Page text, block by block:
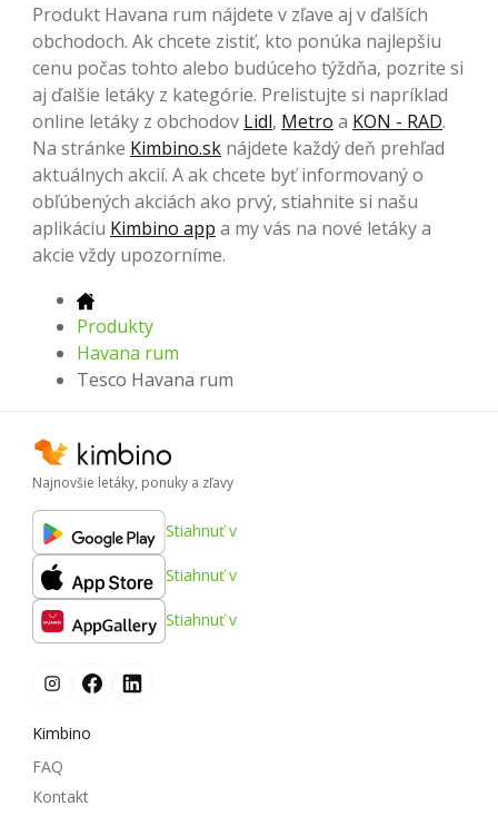
Produkt Havana rum nájdete v zľave aj v ďalších
obchodoch. Ak chcete zistiť, kto ponúka najlepšiu
cenu počas tohto alebo budúceho týždňa, pozrite si
aj ďalšie letáky z kategórie. Prelistujte si napríklad
online letáky z obchodov Lidl, Metro a KON - RAD.
Na stránke Kimbino.sk nájdete každý deň prehľad
aktuálnych akcií. A ak chcete byť informovaný o
obľúbených akciách ako prvý, stiahnite si našu
aplikáciu Kimbino app a my vás na nové letáky a
akcie vždy upozorníme.
Produkty
Havana rum
Tesco Havana rum
Najnovšie letáky, ponuky a zľavy
Stiahnuť v
Stiahnuť v
Stiahnuť v
Kimbino
FAQ
Kontakt